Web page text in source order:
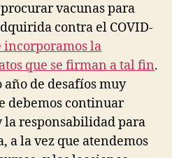
vacunas para
contra el COVID-
la
que se firman a tal fin.
de desafíos muy
debemos continuar
responsabilidad para
a la vez que atendemos